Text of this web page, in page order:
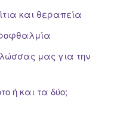
και θεραπεία
μας για την
ή και τα δύο;